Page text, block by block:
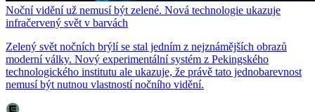
Noční vidění už nemusí být zelené. Nová technologie ukazuje
infračervený svět v barvách
Zelený svět nočních brýlí se stal jedním z nejznámějších obrazů
moderní války. Nový experimentální systém z Pekingského
technologického institutu ale ukazuje, že právě tato jednobarevnost
nemusí být nutnou vlastností nočního vidění.